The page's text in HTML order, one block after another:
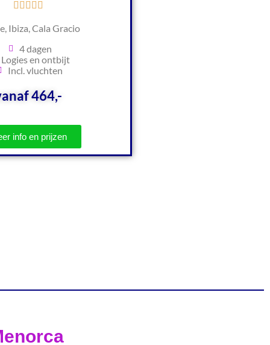
Ibiza, Cala Gracio
4 dagen
Logies en ontbijt
Incl. vluchten
464,-
info en prijzen